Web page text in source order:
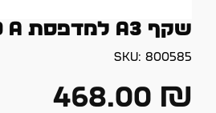
שקף A3 למדפסת Grando A
SKU: 800585
468.00 ₪